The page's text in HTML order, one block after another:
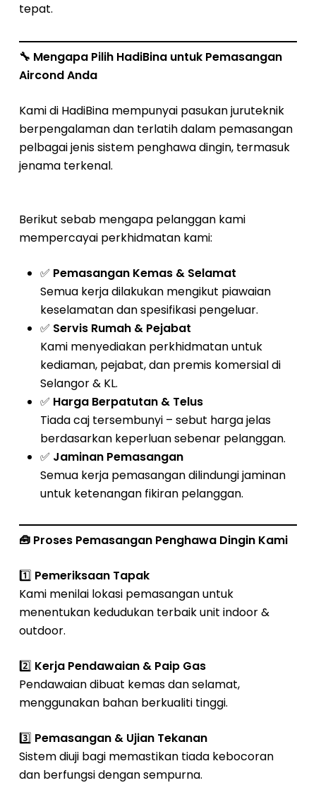
tepat.
🔧 Mengapa Pilih HadiBina untuk Pemasangan
Aircond Anda
Kami di HadiBina mempunyai pasukan juruteknik
berpengalaman dan terlatih dalam pemasangan
pelbagai jenis sistem penghawa dingin, termasuk
jenama terkenal.
Berikut sebab mengapa pelanggan kami
mempercayai perkhidmatan kami:
✅ Pemasangan Kemas & Selamat
Semua kerja dilakukan mengikut piawaian
keselamatan dan spesifikasi pengeluar.
✅ Servis Rumah & Pejabat
Kami menyediakan perkhidmatan untuk
kediaman, pejabat, dan premis komersial di
Selangor & KL.
✅ Harga Berpatutan & Telus
Tiada caj tersembunyi – sebut harga jelas
berdasarkan keperluan sebenar pelanggan.
✅ Jaminan Pemasangan
Semua kerja pemasangan dilindungi jaminan
untuk ketenangan fikiran pelanggan.
🧰Proses Pemasangan Penghawa Dingin Kami
1️⃣ Pemeriksaan Tapak
Kami menilai lokasi pemasangan untuk
menentukan kedudukan terbaik unit indoor &
outdoor.
2️⃣ Kerja Pendawaian & Paip Gas
Pendawaian dibuat kemas dan selamat,
menggunakan bahan berkualiti tinggi.
3️⃣ Pemasangan & Ujian Tekanan
Sistem diuji bagi memastikan tiada kebocoran
dan berfungsi dengan sempurna.